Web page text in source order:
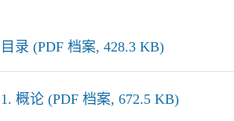
目录 (PDF 档案, 428.3 KB)
1. 概论 (PDF 档案, 672.5 KB)